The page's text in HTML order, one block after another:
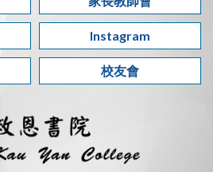
Instagram
校友會